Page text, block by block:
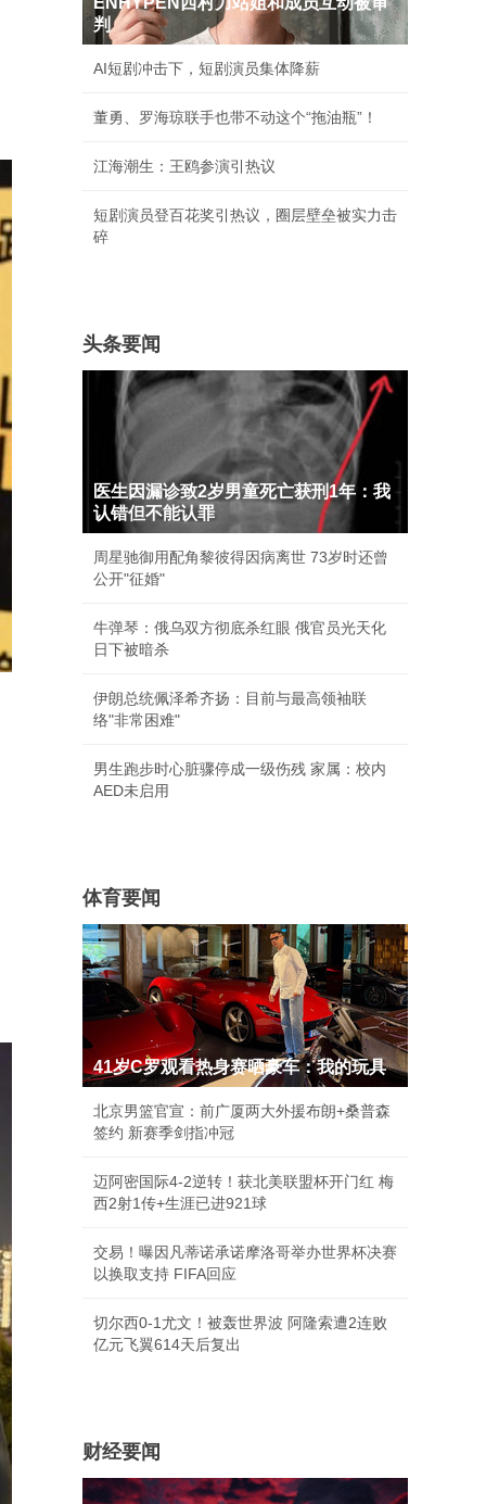
判
AI短剧冲击下，短剧演员集体降薪
董勇、罗海琼联手也带不动这个“拖油瓶”！
江海潮生：王鸥参演引热议
短剧演员登百花奖引热议，圈层壁垒被实力击
碎
头条要闻
医生因漏诊致2岁男童死亡获刑1年：我
认错但不能认罪
周星驰御用配角黎彼得因病离世 73岁时还曾
公开"征婚"
牛弹琴：俄乌双方彻底杀红眼 俄官员光天化
日下被暗杀
伊朗总统佩泽希齐扬：目前与最高领袖联
络"非常困难"
男生跑步时心脏骤停成一级伤残 家属：校内
AED未启用
体育要闻
41岁C罗观看热身赛晒豪车：我的玩具
北京男篮官宣：前广厦两大外援布朗+桑普森
签约 新赛季剑指冲冠
迈阿密国际4-2逆转！获北美联盟杯开门红 梅
西2射1传+生涯已进921球
交易！曝因凡蒂诺承诺摩洛哥举办世界杯决赛
以换取支持 FIFA回应
切尔西0-1尤文！被轰世界波 阿隆索遭2连败
亿元飞翼614天后复出
财经要闻